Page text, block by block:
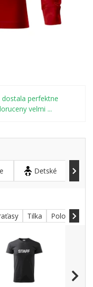
perfektne
velmi ...
Detské
Tilka Polokošele